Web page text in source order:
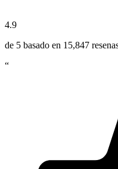
4.9
de 5 basado en 15,847
“